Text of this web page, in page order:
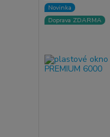
Novinka
Doprava ZDARMA